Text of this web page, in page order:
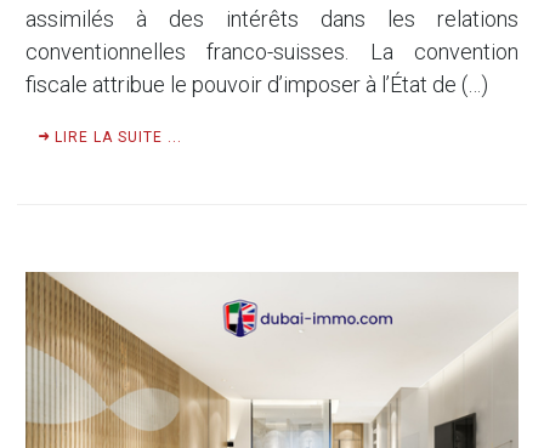
assimilés à des intérêts dans les relations
conventionnelles franco-suisses. La convention
fiscale attribue le pouvoir d’imposer à l’État de (…)
LIRE LA SUITE ...